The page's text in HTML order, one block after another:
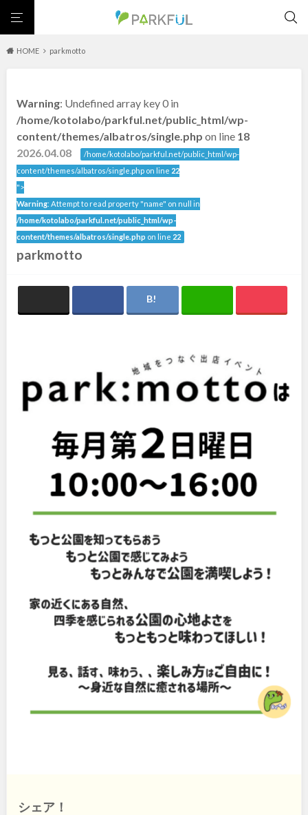
自然が豊か
梅・桜の名所 景色が良い
テニスコート
野球場 紅葉の名所 バーベキュー
カフェ・レストラン サッカー・フットサル
ランニングコース
歴史・文化財 日本庭園
紅葉の美しい公園
さくら名所100公園
屋内遊び場
アスレチックコース
バスケットボール
彫刻・アート 桜・梅の名所
洋式庭園
ドッグラン ローラー滑り台
Pickup
花の名所 プレーパーク 公園グルメ
インクルーシブパーク
スケートパーク
ライトアップ イルミネーション
イベント
地域で探す
北海道・東北
北海道 青森
秋田
栃木
群馬 埼玉
千葉 東京
神奈川
甲信越・東海・北陸
富山
石川 福井
大型遊具
ピックアップ1000公園
自然が豊か
梅・桜の名所
景色が良い
水遊び
テニスコート
野球場
紅葉の名所
カフェ・レストラン
サッカー・フットサル
ランニングコース
動物園・ふれあい
屋内遊び場
アスレチックコース
植物園
夜景スポット
Pickup
インクルーシブパーク
屋根付き遊び場
バスケットゴール
ふわふわドーム
イルミネーション
地域で探す
HOME parkmotto
Warning: Undefined array key 0 in
/home/kotolabo/parkful.net/public_html/wp-
content/themes/albatros/single.php on line 18
2026.04.08
/home/kotolabo/parkful.net/public_html/wp-
content/themes/albatros/single.php on line 22
">
Warning: Attempt to read property "name" on null in
/home/kotolabo/parkful.net/public_html/wp-
content/themes/albatros/single.php on line 22
parkmotto
シェア！